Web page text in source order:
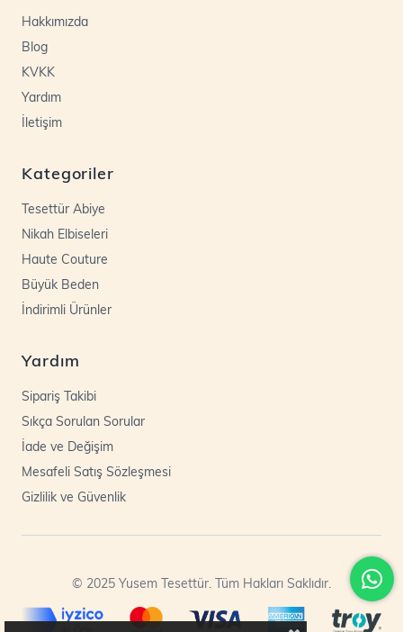
Hakkımızda
Blog
KVKK
Yardım
İletişim
Kategoriler
Tesettür Abiye
Nikah Elbiseleri
Haute Couture
Büyük Beden
İndirimli Ürünler
Yardım
Sipariş Takibi
Sıkça Sorulan Sorular
İade ve Değişim
Mesafeli Satış Sözleşmesi
Gizlilik ve Güvenlik
© 2025 Yusem Tesettür. Tüm Hakları Saklıdır.